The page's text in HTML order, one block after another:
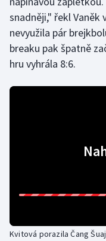
Jezdectví
Judo
snadněji," řekl Vaněk
nevyužila pár
breaku pak špatně
hru vyhrála 8:6.
Kvitová porazila Čang